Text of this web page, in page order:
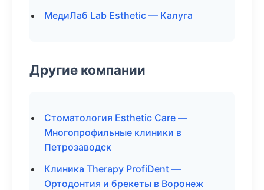
МедиЛаб Lab Esthetic — Калуга
Другие компании
Стоматология Esthetic Care —
Многопрофильные клиники в
Петрозаводск
Клиника Therapy ProfiDent —
Ортодонтия и брекеты в Воронеж